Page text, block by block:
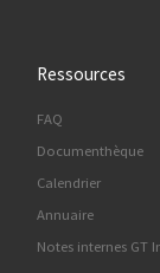
Ressources
FAQ
Documenthèque
Calendrier
Annuaire
Notes internes GT